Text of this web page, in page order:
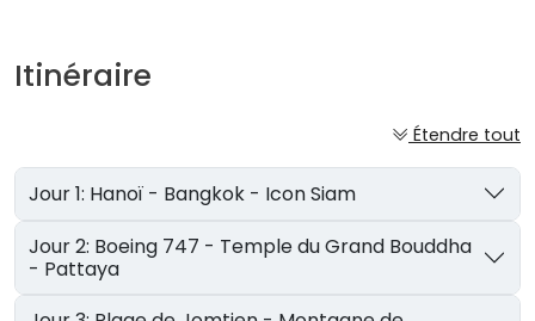
Itinéraire
Étendre tout
Jour 1: Hanoï - Bangkok - Icon Siam
Jour 2: Boeing 747 - Temple du Grand Bouddha
- Pattaya